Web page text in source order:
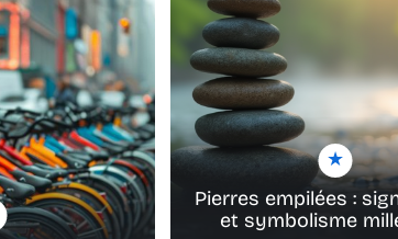
Pierres empilées :
et symbolisme